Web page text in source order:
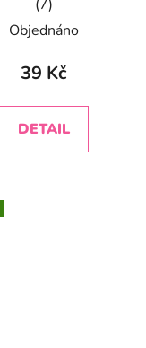
Průměrné
hodnocení
produktu
5,0
z
Objednáno
39 Kč
DETAIL